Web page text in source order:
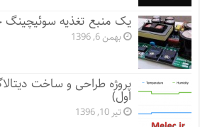
یک منبع تغذیه سوئیچینگ
بهمن 6, 1396
پروژه طراحی و ساخت
اول)
تیر 10, 1396